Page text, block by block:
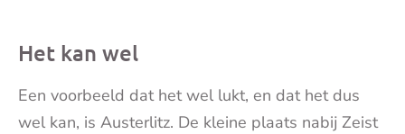
Het kan wel
Een voorbeeld dat het wel lukt, en dat het dus
wel kan, is Austerlitz. De kleine plaats nabij Zeist